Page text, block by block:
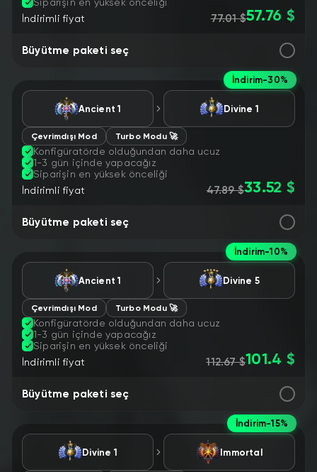
İndirimli fiyat
77.01 $57.76 $
Büyütme paketi seç
İndirim-30%
Ancient 1 Divine 1
Çevrimdışı Mod Turbo Modu 🚀
Konfigüratörde olduğundan daha ucuz
1-3 gün içinde yapacağız
Siparişin en yüksek önceliği
İndirimli fiyat
47.89 $33.52 $
Büyütme paketi seç
İndirim-10%
Ancient 1 Divine 5
Çevrimdışı Mod Turbo Modu 🚀
Konfigüratörde olduğundan daha ucuz
1-3 gün içinde yapacağız
Siparişin en yüksek önceliği
İndirimli fiyat
112.67 $101.4 $
Büyütme paketi seç
İndirim-15%
Divine 1 Immortal